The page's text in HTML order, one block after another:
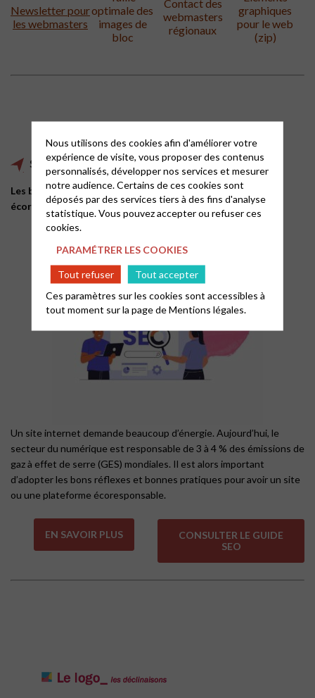
Newsletter pour
les webmasters
optimale des
images de
bloc
Contact des
webmasters
régionaux
graphiques
pour le web
(zip)
Sobriété numérique et SEO, ça vous parle ?
Les bons réflexes à adopter pour une plateforme
écoresponsable de l’EPUdF.
Un site internet demande beaucoup d’énergie. Aujourd’hui, le
secteur du numérique est responsable de 3 à 4 % des émissions de
gaz à effet de serre (GES) mondiales. Il est alors important
d’adopter les bons réflexes et bonnes pratiques pour avoir un site
ou une plateforme écoresponsable.
EN SAVOIR PLUS
CONSULTER LE GUIDE
SEO
Nous utilisons des cookies afin d'améliorer votre
expérience de visite, vous proposer des contenus
personnalisés, développer nos services et mesurer
notre audience. Certains de ces cookies sont
déposés par des services tiers à des fins d'analyse
statistique. Vous pouvez accepter ou refuser ces
cookies.
PARAMÉTRER LES COOKIES
Tout refuser
Tout accepter
Ces paramètres sur les cookies sont accessibles à
tout moment sur la page deMentions légales.